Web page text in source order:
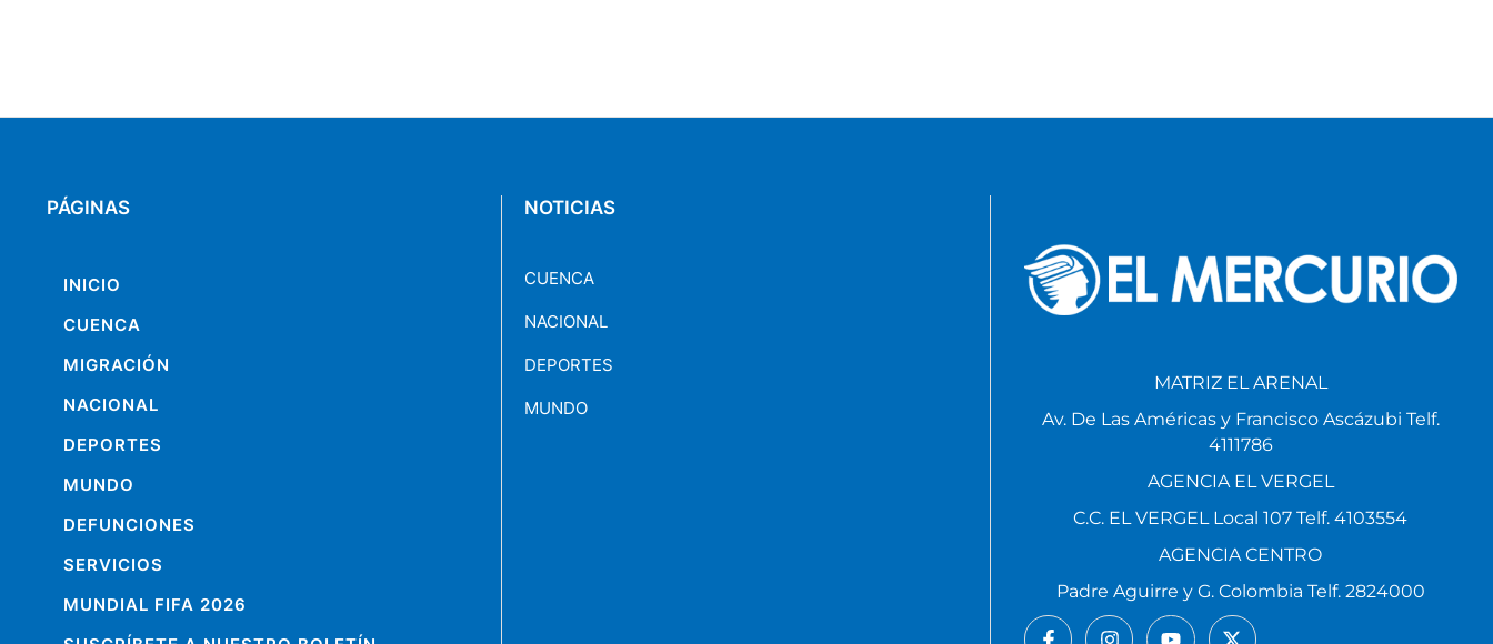
PÁGINAS
INICIO
CUENCA
MIGRACIÓN
NACIONAL
DEPORTES
MUNDO
DEFUNCIONES
SERVICIOS
MUNDIAL FIFA 2026
NOTICIAS
CUENCA
NACIONAL
DEPORTES
MUNDO
MATRIZ EL ARENAL
Av. De Las Américas y Francisco Ascázubi Telf.
4111786
AGENCIA EL VERGEL
C.C. EL VERGEL Local 107 Telf. 4103554
AGENCIA CENTRO
Padre Aguirre y G. Colombia Telf. 2824000